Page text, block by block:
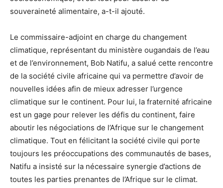
souveraineté alimentaire, a-t-il ajouté.
Le commissaire-adjoint en charge du changement
climatique, représentant du ministère ougandais de l’eau
et de l’environnement, Bob Natifu, a salué cette rencontre
de la société civile africaine qui va permettre d’avoir de
nouvelles idées afin de mieux adresser l’urgence
climatique sur le continent. Pour lui, la fraternité africaine
est un gage pour relever les défis du continent, faire
aboutir les négociations de l’Afrique sur le changement
climatique. Tout en félicitant la société civile qui porte
toujours les préoccupations des communautés de bases,
Natifu a insisté sur la nécessaire synergie d’actions de
toutes les parties prenantes de l’Afrique sur le climat.